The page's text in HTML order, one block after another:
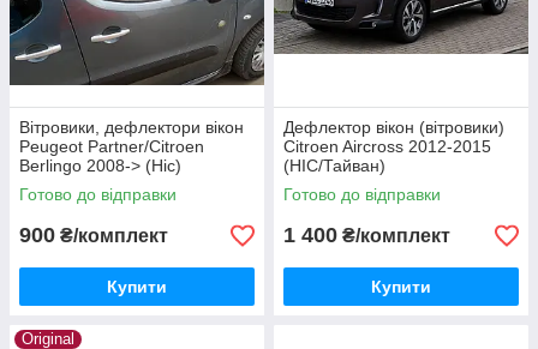
Вітровики, дефлектори вікон
Peugeot Partner/Citroen
Berlingo 2008-> (Hic)
Готово до відправки
900 ₴/комплект
Купити
Дефлектор вікон (вітровики)
Citroen Aircross 2012-2015
(HIC/Тайван)
Готово до відправки
1 400 ₴/комплект
Купити
Original